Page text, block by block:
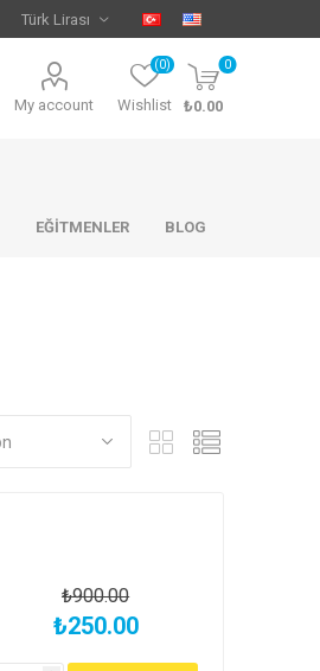
My account Wishlist
(0) 0
₺0.00
EĞİTMENLER BLOG
₺900.00
₺250.00